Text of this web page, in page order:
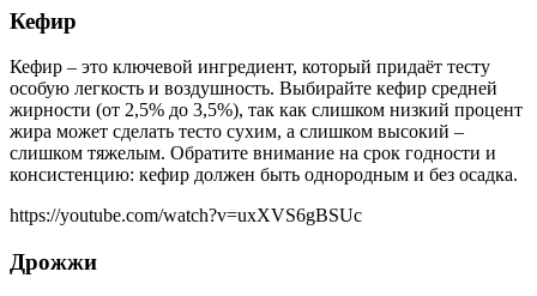
Кефир
Кефир – это ключевой ингредиент, который придаёт тесту
особую легкость и воздушность. Выбирайте кефир средней
жирности (от 2,5% до 3,5%), так как слишком низкий процент
жира может сделать тесто сухим, а слишком высокий –
слишком тяжелым. Обратите внимание на срок годности и
консистенцию: кефир должен быть однородным и без осадка.
https://youtube.com/watch?v=uxXVS6gBSUc
Дрожжи